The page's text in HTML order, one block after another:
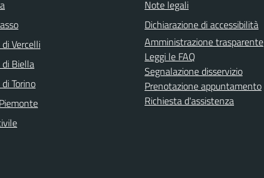
Vercelli
Biella
Torino
Note legali
Dichiarazione di accessibilità
Amministrazione trasparente
Leggi le FAQ
Segnalazione disservizio
Prenotazione appuntamento
Richiesta d'assistenza